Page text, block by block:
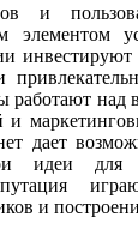
и
элементом
инвестируют
работают над
дает
идеи для
и